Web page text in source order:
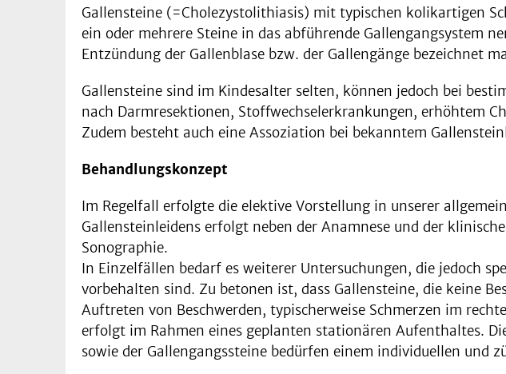
Gallensteine (=Cholezystolithiasis) mit typischen kolikartigen
ein oder mehrere Steine in das abführende Gallengangsystem
Entzündung der Gallenblase bzw. der Gallengänge bezeichnet
Gallensteine sind im Kindesalter selten, können jedoch bei
nach Darmresektionen, Stoffwechselerkrankungen, erhöhtem
Zudem besteht auch eine Assoziation bei bekanntem
Behandlungskonzept
Im Regelfall erfolgte die elektive Vorstellung in unserer
Gallensteinleidens erfolgt neben der Anamnese und der
Sonographie.
In Einzelfällen bedarf es weiterer Untersuchungen, die jedoch
vorbehalten sind. Zu betonen ist, dass Gallensteine, die keine
Auftreten von Beschwerden, typischerweise Schmerzen im
erfolgt im Rahmen eines geplanten stationären Aufenthaltes.
sowie der Gallengangssteine bedürfen einem individuellen und